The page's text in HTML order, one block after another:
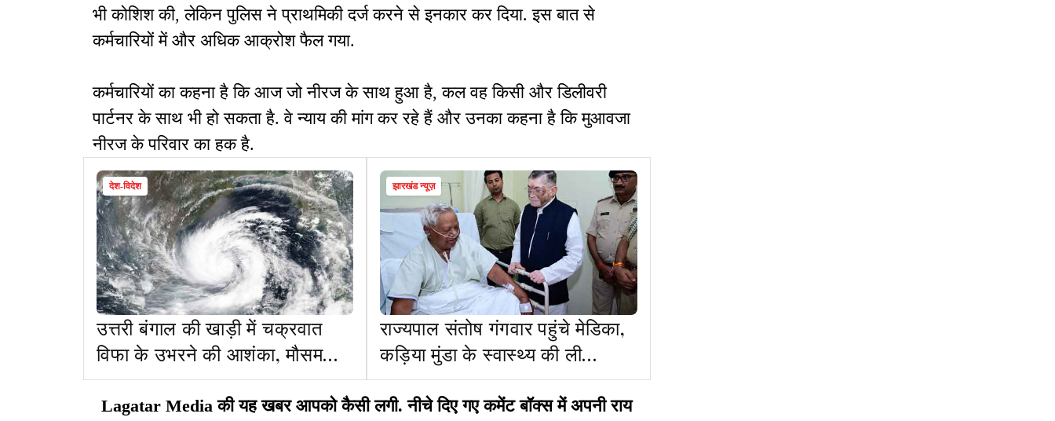
भी कोशिश की, लेकिन पुलिस ने प्राथमिकी दर्ज करने से इनकार कर दिया. इस बात से
कर्मचारियों में और अधिक आक्रोश फैल गया.
कर्मचारियों का कहना है कि आज जो नीरज के साथ हुआ है, कल वह किसी और डिलीवरी
पार्टनर के साथ भी हो सकता है. वे न्याय की मांग कर रहे हैं और उनका कहना है कि मुआवजा
नीरज के परिवार का हक है.
देश-विदेश
उत्तरी बंगाल की खाड़ी में चक्रवात
विफा के उभरने की आशंका, मौसम
विभाग ने चेताया, झारखंड में भी पड़ेगा
असर
झारखंड न्यूज़
राज्यपाल संतोष गंगवार पहुंचे मेडिका,
कड़िया मुंडा के स्वास्थ्य की ली
जानकारी
Lagatar Media की यह खबर आपको कैसी लगी. नीचे दिए गए कमेंट बॉक्स में अपनी राय